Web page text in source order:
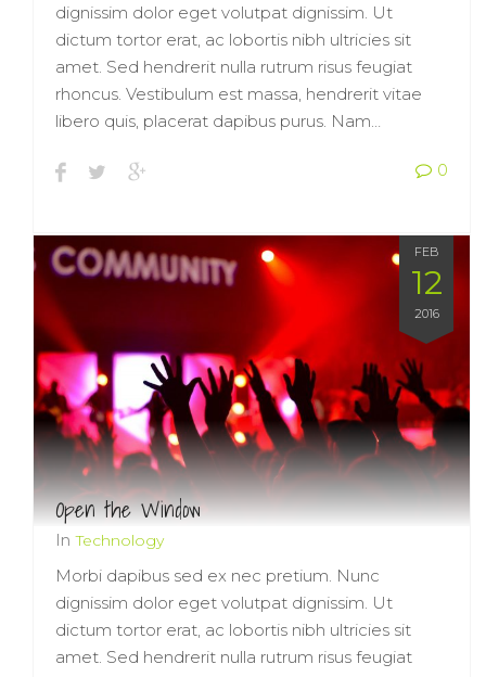
dignissim dolor eget volutpat dignissim. Ut
dictum tortor erat, ac lobortis nibh ultricies sit
amet. Sed hendrerit nulla rutrum risus feugiat
rhoncus. Vestibulum est massa, hendrerit vitae
libero quis, placerat dapibus purus. Nam…
0
FEB
12
2016
Open the Window
In Technology
Morbi dapibus sed ex nec pretium. Nunc
dignissim dolor eget volutpat dignissim. Ut
dictum tortor erat, ac lobortis nibh ultricies sit
amet. Sed hendrerit nulla rutrum risus feugiat